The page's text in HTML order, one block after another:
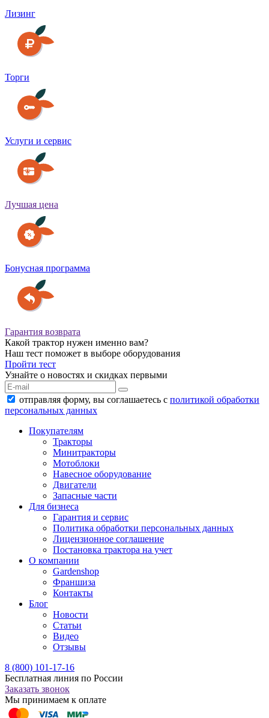
Лизинг
Торги
Услуги и сервис
Лучшая цена
Бонусная программа
Гарантия возврата
Какой трактор нужен именно вам?
Наш тест поможет в выборе оборудования
Пройти тест
Узнайте о новостях и скидках первыми
отправляя форму, вы соглашаетесь с политикой обработки
персональных данных
Покупателям
Тракторы
Минитракторы
Мотоблоки
Навесное оборудование
Двигатели
Запасные части
Для бизнеса
Гарантия и сервис
Политика обработки персональных данных
Лицензионное соглашение
Постановка трактора на учет
О компании
Gardenshop
Франшиза
Контакты
Блог
Новости
Статьи
Видео
Отзывы
8 (800) 101-17-16
Бесплатная линия по России
Заказать звонок
Мы принимаем к оплате